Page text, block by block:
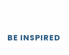
BE INSPIRED